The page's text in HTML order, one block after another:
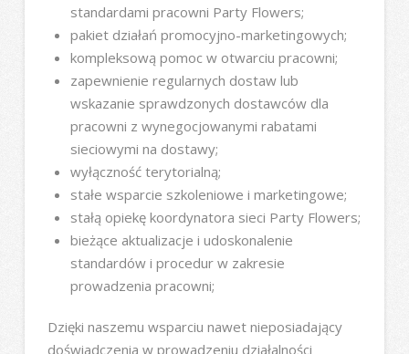
standardami pracowni Party Flowers;
pakiet działań promocyjno-marketingowych;
kompleksową pomoc w otwarciu pracowni;
zapewnienie regularnych dostaw lub
wskazanie sprawdzonych dostawców dla
pracowni z wynegocjowanymi rabatami
sieciowymi na dostawy;
wyłączność terytorialną;
stałe wsparcie szkoleniowe i marketingowe;
stałą opiekę koordynatora sieci Party Flowers;
bieżące aktualizacje i udoskonalenie
standardów i procedur w zakresie
prowadzenia pracowni;
Dzięki naszemu wsparciu nawet nieposiadający
doświadczenia w prowadzeniu działalności